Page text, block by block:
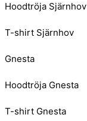
Hoodtröja Sjärnhov
T-shirt Sjärnhov
Gnesta
Hoodtröja Gnesta
T-shirt Gnesta